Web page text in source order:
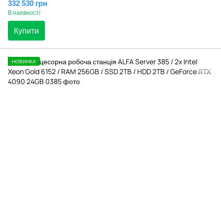
332 530 грн
В наявності
Купити
НОВИНКА